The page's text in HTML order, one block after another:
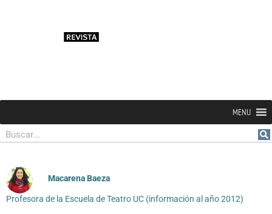
MENU
Buscar
Macarena Baeza
Profesora de la Escuela de Teatro UC (información al año 2012)